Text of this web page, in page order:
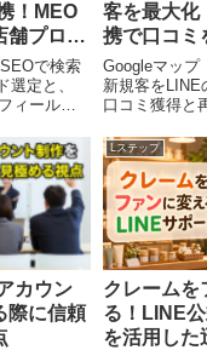
！MEO
舗プロフ
で検索
選定と、
ィールの
誘導し、
る仕組みを
します。
客を最大化
携で口コミ
仕組み
Googleマップ
新規客をLINE
口コミ獲得と
具体的な成功
AI検索時代に
方法がわかり
カウン
際に信頼
Lステップ
クレームを
る！LINE
を活用した